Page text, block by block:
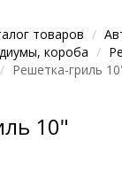
товаров
короба
Решетка-гриль
10"